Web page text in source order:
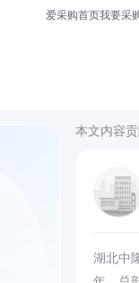
爱采购首页我要采
本文内容贡
湖北中